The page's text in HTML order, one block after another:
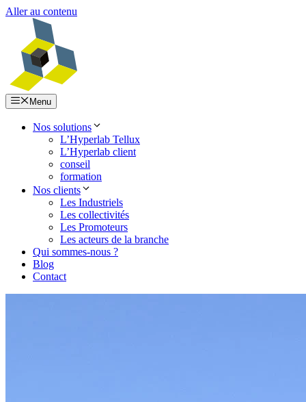
Aller au contenu
Menu
Nos solutions
L’Hyperlab Tellux
L’Hyperlab client
conseil
formation
Nos clients
Les Industriels
Les collectivités
Les Promoteurs
Les acteurs de la branche
Qui sommes-nous ?
Blog
Contact